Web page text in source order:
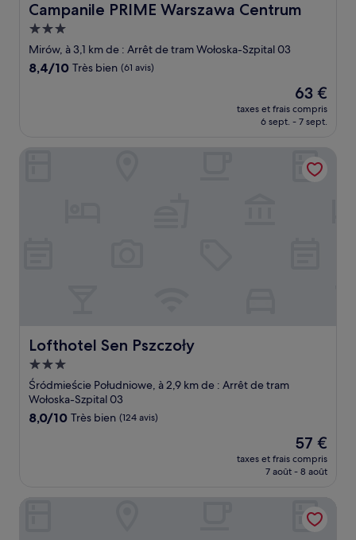
Campanile PRIME Warszawa Centrum
Campanile PRIME Warszawa Centrum
Hébergement
3.0 étoiles
Mirów, à 3,1 km de : Arrêt de tram Wołoska-Szpital 03
8.4
8,4/10 Très bien (61 avis)
Le
nouveau
prix
de
63 €
63 €
taxes et frais compris
6 sept. - 7 sept.
Lofthotel Sen Pszczoły
Lofthotel Sen Pszczoły
Hébergement
3.0 étoiles
Śródmieście Południowe, à 2,9 km de : Arrêt de tram
Wołoska-Szpital 03
8.0
8,0/10 Très bien (124 avis)
Le
nouveau
prix
de
57 €
57 €
taxes et frais compris
7 août - 8 août
Green Wood Apartment Stara Ochota, 6th floor - no lift